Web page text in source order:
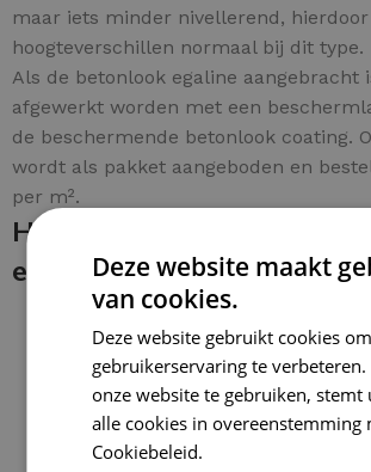
maar iets minder nivellerend,
hoogteverschillen normaal bij dit type.
Als de betonlook egaline aangebracht
afgewerkt worden met een
de beschermende betonlook coating.
wordt als pakket aangeboden en
per m².
Hoe breng je de
en coating aan:
Deze website maakt
van cookies.
Deze website gebruikt cookies
gebruikerservaring te
onze website te gebruiken, stemt
alle cookies in overeenstemming
Cookiebeleid.